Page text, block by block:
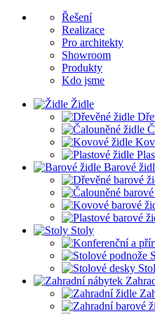
Řešení
Realizace
Pro architekty
Showroom
Produkty
Kdo jsme
Židle
Barové
Stoly